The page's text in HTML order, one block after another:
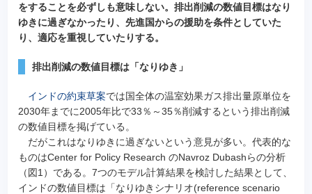
o
o
をすることを必ずしも意味しない。 排出削減の数値目標はなり
ゆきに過ぎなかったり、先進国からの援助を条件としていた
り、適応を重視していたりする。
排出削減の数値目標は「なりゆき」
インドの約束草案では国全体の温室効果ガス排出量原単位を
2030年までに2005年比で33％～35％削減するという排出削減
の数値目標を掲げている。
だがこれはなりゆきに過ぎないという意見が多い。代表的な
ものはCenter for Policy Research のNavroz Dubashらの分析
（図1）である。7つのモデル計算結果を検討した結果として、
インドの数値目標は「なりゆきシナリオ(reference scenario